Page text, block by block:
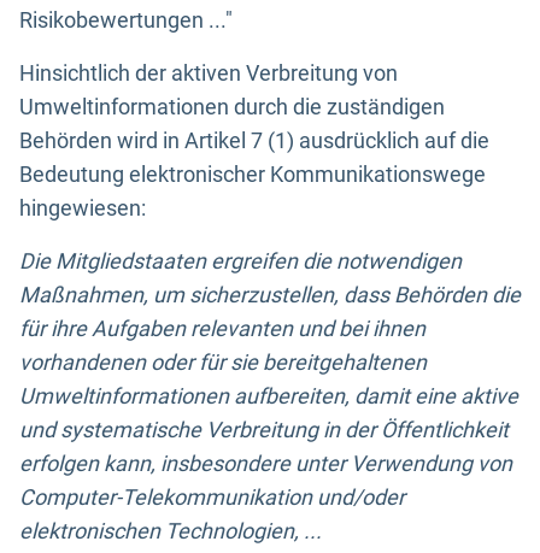
Risikobewertungen ..."
Hinsichtlich der aktiven Verbreitung von
Umweltinformationen durch die zuständigen
Behörden wird in Artikel 7 (1) ausdrücklich auf die
Bedeutung elektronischer Kommunikationswege
hingewiesen:
Die Mitgliedstaaten ergreifen die notwendigen
Maßnahmen, um sicherzustellen, dass Behörden die
für ihre Aufgaben relevanten und bei ihnen
vorhandenen oder für sie bereitgehaltenen
Umweltinformationen aufbereiten, damit eine aktive
und systematische Verbreitung in der Öffentlichkeit
erfolgen kann, insbesondere unter Verwendung von
Computer-Telekommunikation und/oder
elektronischen Technologien, ...